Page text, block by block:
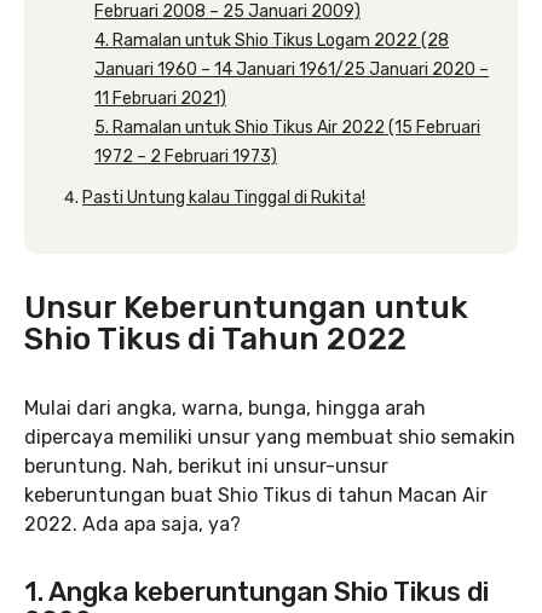
Februari 2008 – 25 Januari 2009)
4. Ramalan untuk Shio Tikus Logam 2022 (28
Januari 1960 – 14 Januari 1961/25 Januari 2020 –
11 Februari 2021)
5. Ramalan untuk Shio Tikus Air 2022 (15 Februari
1972 – 2 Februari 1973)
Pasti Untung kalau Tinggal di Rukita!
Unsur Keberuntungan untuk
Shio Tikus di Tahun 2022
Mulai dari angka, warna, bunga, hingga arah
dipercaya memiliki unsur yang membuat shio semakin
beruntung. Nah, berikut ini unsur-unsur
keberuntungan buat Shio Tikus di tahun Macan Air
2022. Ada apa saja, ya?
1. Angka keberuntungan Shio Tikus di